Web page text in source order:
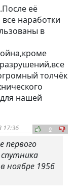
её
наработки
в
толчёк
нашей
17:36 0
первого
ноябре 1956